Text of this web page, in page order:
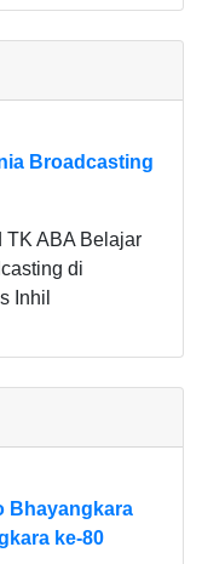
Broadcasting
TK ABA Belajar
di
Inhil
Bhayangkara
ke-80